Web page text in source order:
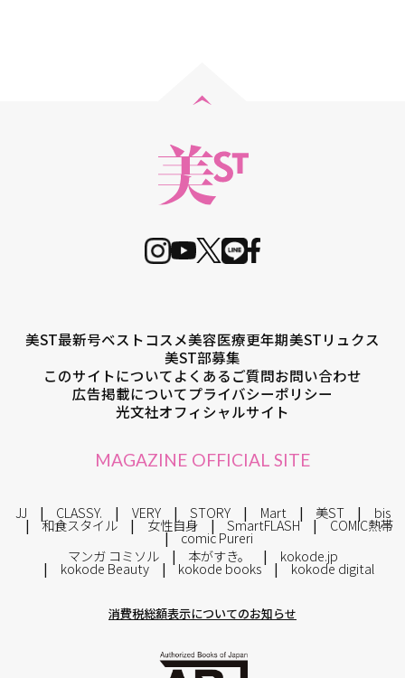
美ST最新号ベストコスメ美容医療更年期美STリュクス
美ST部募集
このサイトについてよくあるご質問お問い合わせ
広告掲載についてプライバシーポリシー
光文社オフィシャルサイト
MAGAZINE OFFICIAL SITE
JJ CLASSY. VERY STORY Mart 美ST bis
和食スタイル 女性自身 SmartFLASH COMIC熱帯
comic Pureri
マンガ コミソル
本がすき。 kokode.jp
kokode Beauty kokode books kokode digital
消費税総額表示についてのお知らせ